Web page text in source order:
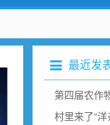
最近发